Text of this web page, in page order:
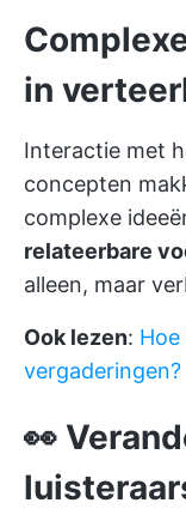
in
Interactie met
concepten
complexe
relateerbare
alleen, maar
Ook lezen:
vergaderingen?
👀